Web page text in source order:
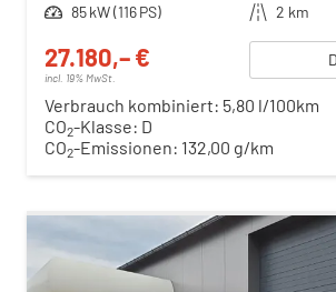
Leistung 85 kW (116 PS) Kilometerstand 2 km
27.180,– €
incl. 19% MwSt.
Verbrauch kombiniert: 5,80 l/100km
CO2-Klasse: D
CO2-Emissionen: 132,00 g/km